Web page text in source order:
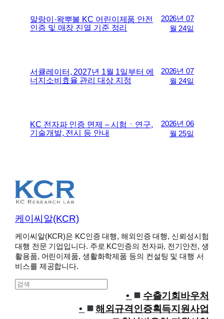
말랑이·왁뿌볼 KC 어린이제품 안전
인증 및 매장 진열 기준 정리
2026년 07
월 24일
서큘레이터, 2027년 1월 1일부터 에
너지소비효율 관리 대상 지정
2026년 07
월 24일
KC 전자파 인증 면제 – 시험ㆍ연구,
기술개발, 전시 등 안내
2026년 06
월 25일
케이씨알(KCR)
케이씨알(KCR)은 KC인증 대행, 해외인증 대행, 신뢰성시험
대행 전문 기업입니다. 주로 KC인증의 전자파, 전기안전, 생
활용품, 어린이제품, 생활화학제품 등의 컨설팅 및 대행 서
비스를 제공합니다.
S
수출기회바우처
해외규격인증획득지원사업